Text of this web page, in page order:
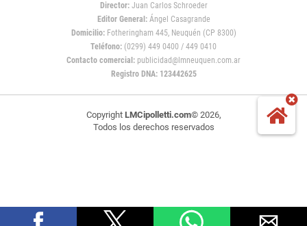
Director: Juan Carlos Schroeder
Editor General:Ángel Casagrande
Domicilio:Fotheringham 445, Neuquén (CP 8300)
Teléfono: (0299) 449 0400 / 449 0410
Contacto comercial: publicidad@lmneuquen.com.ar
Registro DNA: 123442625
Copyright LMCipolletti.com© 2026,
Todos los derechos reservados